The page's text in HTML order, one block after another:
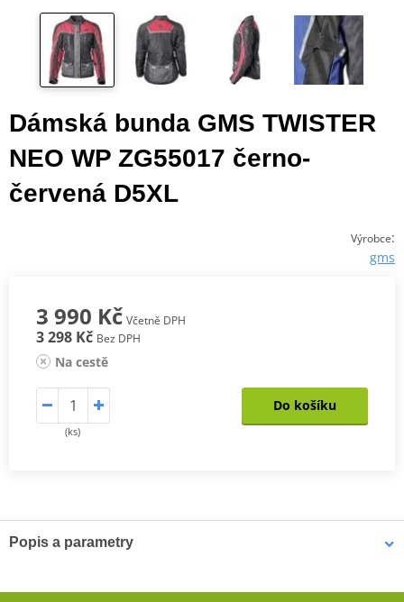
Dámská bunda GMS TWISTER
NEO WP ZG55017 černo-
červená D5XL
Výrobce:
gms
3 990 Kč Včetně DPH
3 298 Kč Bez DPH
Na cestě
(ks)
Do košíku
Popis a parametry